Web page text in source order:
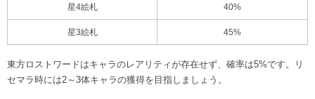
星4絵札 40%
星3絵札 45%
東方ロストワードはキャラのレアリティが存在せず、確率は5%です。リ
セマラ時には2～3体キャラの獲得を目指しましょう。